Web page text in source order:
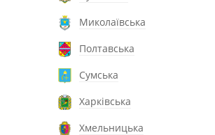
Миколаївська
Полтавська
Сумська
Харківська
Хмельницька